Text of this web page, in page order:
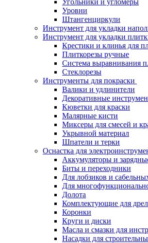
Уровни
Штангенциркули
Инструмент для укладки
Инструмент для укладки
Крестики и клинья для
Плиткорезы ручные
Система выравнивания
Стеклорезы
Инструменты для покраски
Валики и удлинители
Декоративные
Кюветки для краски
Малярные кисти
Миксеры для смесей и
Укрывной материал
Шпатели и терки
Оснастка для
Аккумуляторы и
Биты и переходники
Для лобзиков и
Для
Долота
Комплектующие для
Коронки
Круги и диски
Масла и смазки для
Насадки для